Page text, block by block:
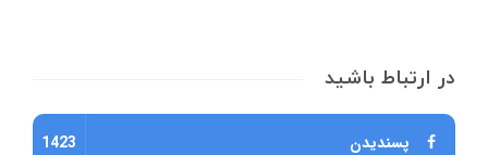
در ارتباط باشید
پسندیدن 1423